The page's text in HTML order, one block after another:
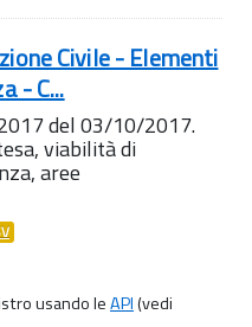
Civile - Elementi
- C...
del 03/10/2017.
viabilità di
aree
usando leAPI(vedi